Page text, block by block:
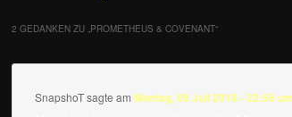
2 GEDANKEN ZU „PROMETHEUS & COVENANT“
SnapshoTsagte am Montag, 09 Juli 2018 - 22:58